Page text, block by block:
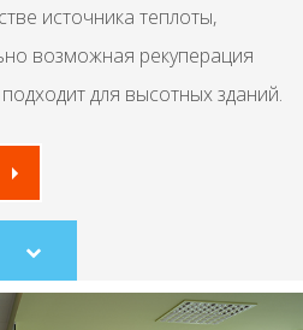
источника теплоты,
возможная рекуперация
для высотных зданий.
Scroll
to